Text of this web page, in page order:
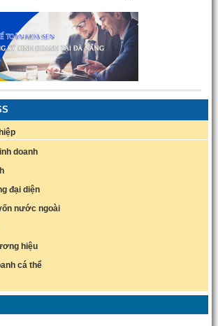
doanh
đại diện
nước ngoài
hiệu
cá thể